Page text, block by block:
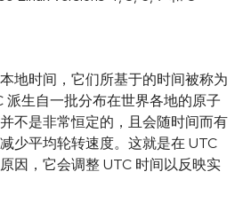
地时间，它们所基于的时间被称为
派生自一批分布在世界各地的原子
不是非常恒定的，且会随时间而有
少平均轮转速度。这就是在 UTC
因，它会调整 UTC 时间以反映实